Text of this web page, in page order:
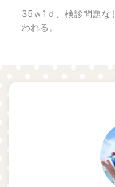
35ｗ1ｄ、検診問題な
われる。